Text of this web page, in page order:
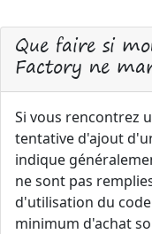
Que faire si
Factory ne
Si vous rencontrez
tentative d'ajout
indique
ne sont pas
d'utilisation du
minimum d'achat